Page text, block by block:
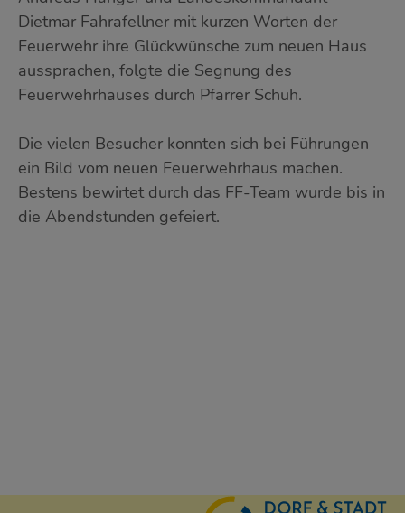
Dietmar Fahrafellner mit kurzen Worten der
Feuerwehr ihre Glückwünsche zum neuen Haus
aussprachen, folgte die Segnung des
Feuerwehrhauses durch Pfarrer Schuh.
Die vielen Besucher konnten sich bei Führungen
ein Bild vom neuen Feuerwehrhaus machen.
Bestens bewirtet durch das FF-Team wurde bis in
die Abendstunden gefeiert.